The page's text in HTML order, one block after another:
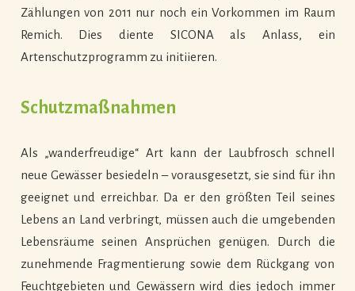
Zählungen von 2011 nur noch ein Vorkommen im Raum
Remich. Dies diente SICONA als Anlass, ein
Artenschutzprogramm zu initiieren.
Schutzmaßnahmen
Als „wanderfreudige“ Art kann der Laubfrosch schnell
neue Gewässer besiedeln – vorausgesetzt, sie sind für ihn
geeignet und erreichbar. Da er den größten Teil seines
Lebens an Land verbringt, müssen auch die umgebenden
Lebensräume seinen Ansprüchen genügen. Durch die
zunehmende Fragmentierung sowie dem Rückgang von
Feuchtgebieten und Gewässern wird dies jedoch immer